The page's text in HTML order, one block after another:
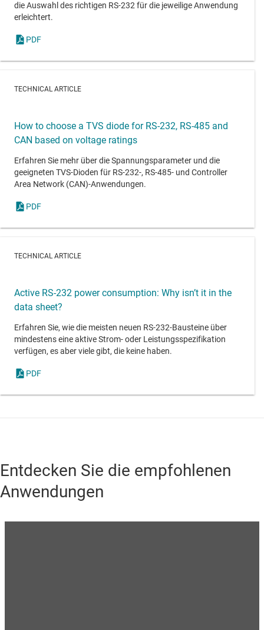
die Auswahl des richtigen RS-232 für die jeweilige Anwendung
erleichtert.
PDF
TECHNICAL ARTICLE
How to choose a TVS diode for RS-232, RS-485 and
CAN based on voltage ratings
Erfahren Sie mehr über die Spannungsparameter und die
geeigneten TVS-Dioden für RS-232-, RS-485- und Controller
Area Network (CAN)-Anwendungen.
PDF
TECHNICAL ARTICLE
Active RS-232 power consumption: Why isn’t it in the
data sheet?
Erfahren Sie, wie die meisten neuen RS-232-Bausteine über
mindestens eine aktive Strom- oder Leistungsspezifikation
verfügen, es aber viele gibt, die keine haben.
PDF
Entdecken Sie die empfohlenen
Anwendungen